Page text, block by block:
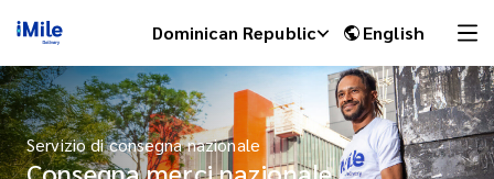
Dominican Republic English
Servizio di consegna nazionale